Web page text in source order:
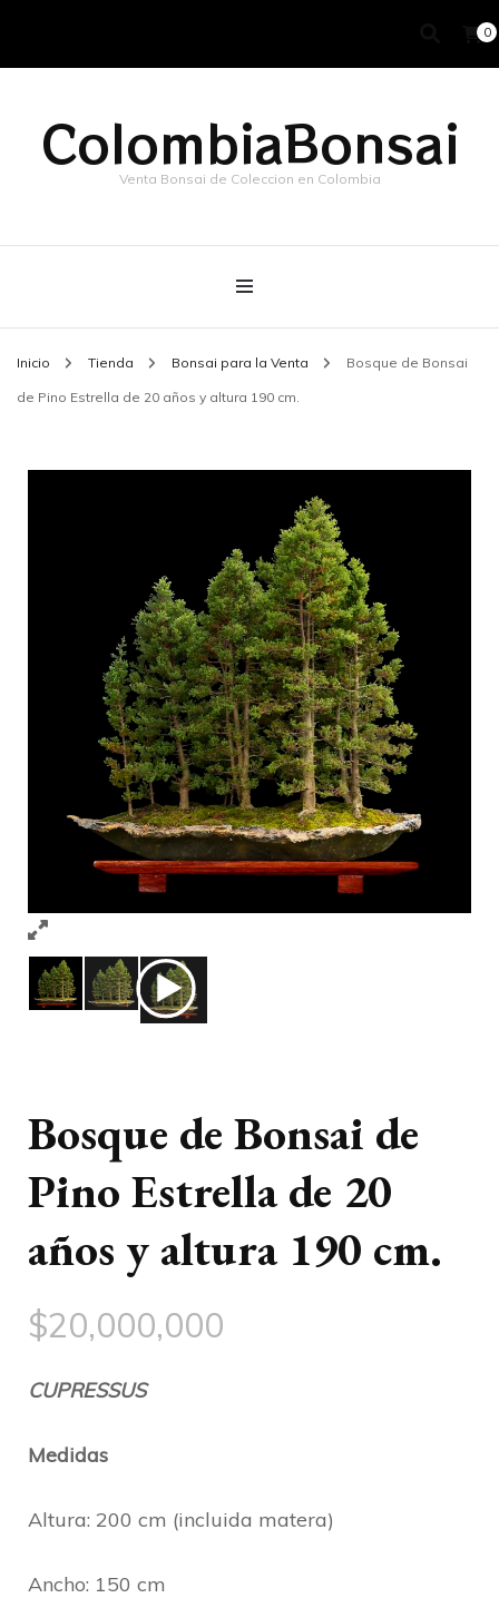
0
ColombiaBonsai
Venta Bonsai de Coleccion en Colombia
Inicio Tienda Bonsai para la Venta Bosque de Bonsai
de Pino Estrella de 20 años y altura 190 cm.
Bosque de Bonsai de
Pino Estrella de 20
años y altura 190 cm.
$20,000,000
CUPRESSUS
Medidas
Altura: 200 cm (incluida matera)
Ancho: 150 cm